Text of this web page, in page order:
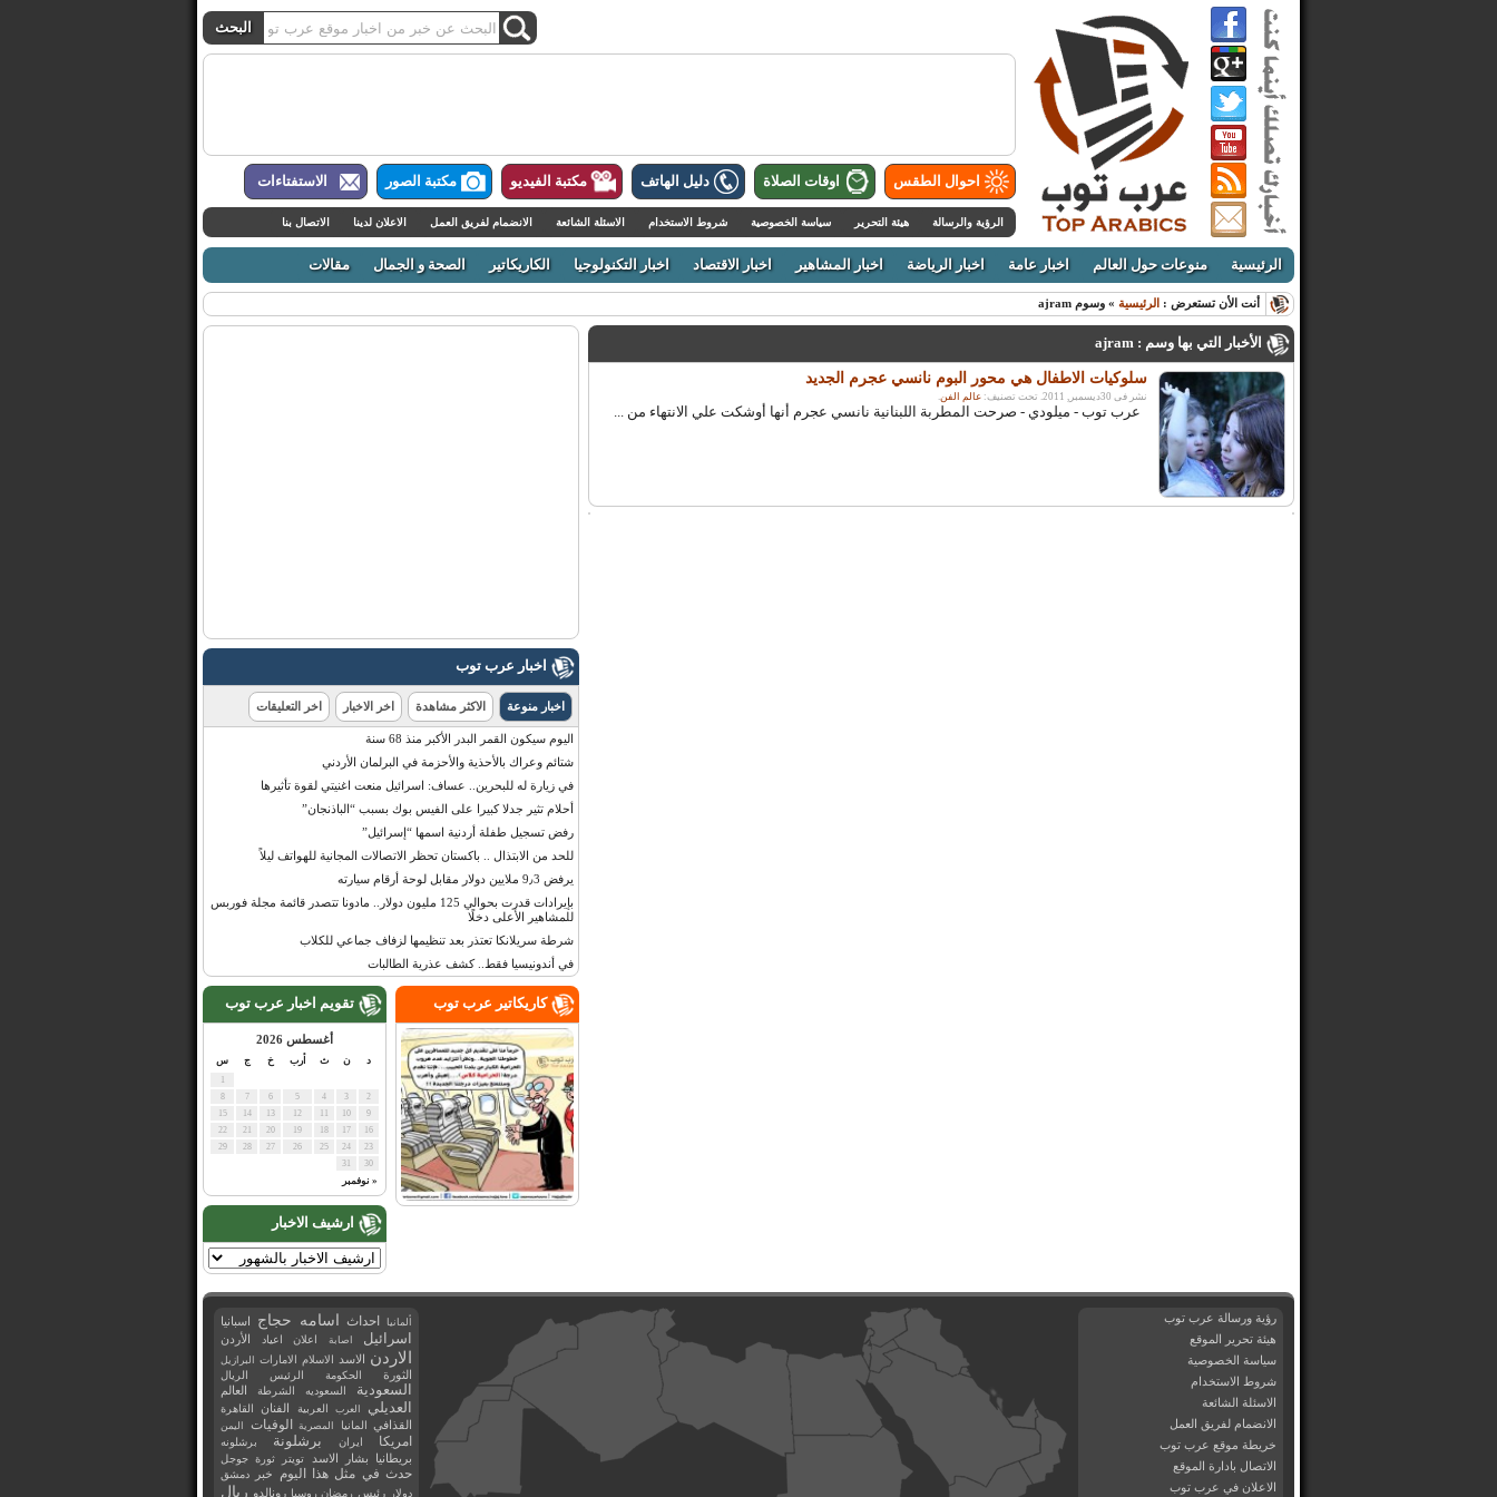
احوال الطقس اوقات الصلاة دليل الهاتف مكتبة الفيديو مكتبة الصور الاستفتاءات
الرؤية والرسالة هيئة التحرير سياسة الخصوصية شروط الاستخدام الاسئلة الشائعة الانضمام لفريق العمل الاعلان لدينا الاتصال بنا
الرئيسية منوعات حول العالم اخبار عامة اخبار الرياضة اخبار المشاهير اخبار الاقتصاد اخبار التكنولوجيا الكاريكاتير الصحة و الجمال مقالات
أنت الأن تستعرض : الرئيسية » وسوم ajram
الأخبار التي بها وسم : ajram
سلوكيات الاطفال هي محور البوم نانسي عجرم الجديد
نشر فى 30ديسمبر, 2011. تحت تصنيف: عالم الفن.
عرب توب - ميلودي - صرحت المطربة اللبنانية نانسي عجرم أنها أوشكت علي الانتهاء من ...
اخبار عرب توب
اخبار منوعة الاكثر مشاهدة اخر الاخبار اخر التعليقات
اليوم سيكون القمر البدر الأكبر منذ 68 سنة
شتائم وعراك بالأحذية والأحزمة في البرلمان الأردني
في زيارة له للبحرين.. عساف: اسرائيل منعت اغنيتي لقوة تأثيرها
أحلام تثير جدلا كبيرا على الفيس بوك بسبب “الباذنجان”
رفض تسجيل طفلة أردنية اسمها “إسرائيل”
للحد من الابتذال .. باكستان تحظر الاتصالات المجانية للهواتف ليلاً
يرفض 9٫3 ملايين دولار مقابل لوحة أرقام سيارته
بإيرادات قدرت بحوالي 125 مليون دولار.. مادونا تتصدر قائمة مجلة فوربس
للمشاهير الأعلى دخلًا
شرطة سريلانكا تعتذر بعد تنظيمها لزفاف جماعي للكلاب
في أندونيسيا فقط.. كشف عذرية الطالبات
تقويم اخبار عرب توب
أغسطس 2026
د ن ث أرب خ ج س
« نوفمبر
2
3
4
5
6
7
8
9
10
12
13
14
15
16
17
18
19
20
21
22
23
24
25
26
27
28
29
30
31
ارشيف الاخبار
كاريكاتير عرب توب
رؤية ورسالة عرب توب
هيئة تحرير الموقع
سياسة الخصوصية
شروط الاستخدام
الاسئلة الشائعة
الانضمام لفريق العمل
خريطة موقع عرب توب
الاتصال بادارة الموقع
الاعلان في عرب توب
ألمانيا احداث اسامه حجاج اسبانيا
اسرائيل اصابة اعلان اعياد الأردن
الاردن الاسد الاسلام الامارات البرازيل
الثورة الحكومة الرئيس الريال
السعودية السعوديه الشرطة العالم
العديلي العرب العربية الفنان القاهرة
القذافي المانيا المصرية الوفيات اليمن
امريكا ايران برشلونة برشلونه
بريطانيا بشار الاسد تويتر ثورة جوجل
حدث في مثل هذا اليوم خبر
دمشق
دولار
رئيس رمضان روسيا رونالدو ريال